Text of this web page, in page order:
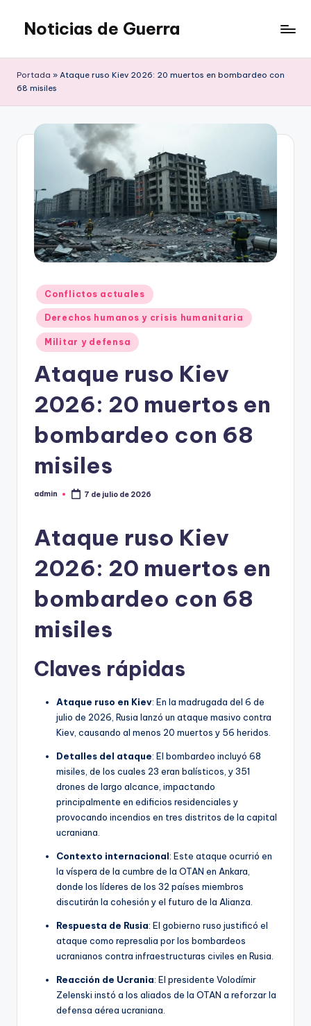
Saltar
contenido
Noticias de Guerra
Portada » Ataque ruso Kiev 2026: 20 muertos en bombardeo con
68 misiles
Publicado
en
Conflictos actuales
Derechos humanos y crisis humanitaria
Militar y defensa
Ataque ruso Kiev
2026: 20 muertos en
bombardeo con 68
misiles
Publicado
admin 7 de julio de 2026
Ataque ruso Kiev
2026: 20 muertos en
bombardeo con 68
misiles
Claves rápidas
Ataque ruso en Kiev: En la madrugada del 6 de
julio de 2026, Rusia lanzó un ataque masivo contra
Kiev, causando al menos 20 muertos y 56 heridos.
Detalles del ataque: El bombardeo incluyó 68
misiles, de los cuales 23 eran balísticos, y 351
drones de largo alcance, impactando
principalmente en edificios residenciales y
provocando incendios en tres distritos de la capital
ucraniana.
Contexto internacional: Este ataque ocurrió en
la víspera de la cumbre de la OTAN en Ankara,
donde los líderes de los 32 países miembros
discutirán la cohesión y el futuro de la Alianza.
Respuesta de Rusia: El gobierno ruso justificó el
ataque como represalia por los bombardeos
ucranianos contra infraestructuras civiles en Rusia.
Reacción de Ucrania: El presidente Volodímir
Zelenski instó a los aliados de la OTAN a reforzar la
defensa aérea ucraniana.